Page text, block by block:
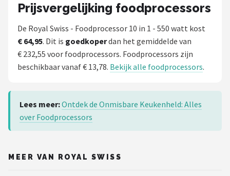
Prijsvergelijking foodprocessors
De Royal Swiss - Foodprocessor 10 in 1 - 550 watt kost
€ 64,95. Dit is goedkoperdan het gemiddelde van
€ 232,55 voor foodprocessors. Foodprocessors zijn
beschikbaar vanaf € 13,78. Bekijk alle foodprocessors.
Lees meer:Ontdek de Onmisbare Keukenheld: Alles
over Foodprocessors
MEER VAN ROYAL SWISS